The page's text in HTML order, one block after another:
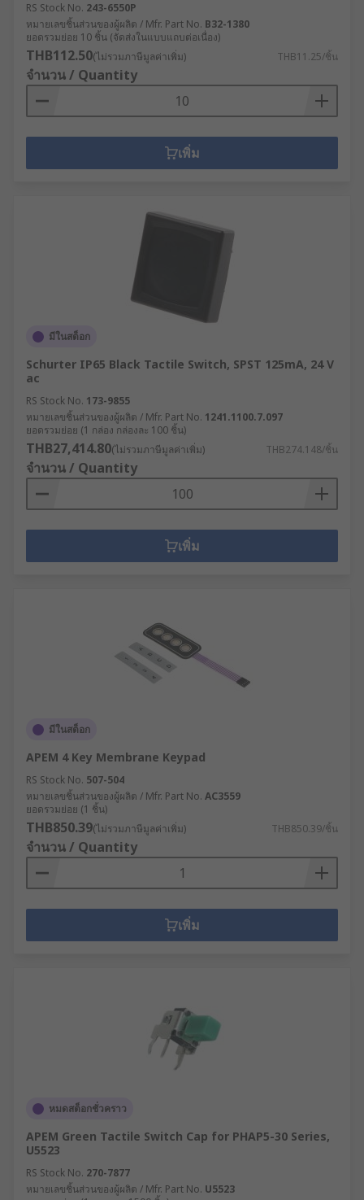
RS Stock No. 243-6550P
หมายเลขชิ้นส่วนของผู้ผลิต / Mfr. Part No. B32-1380
ยอดรวมย่อย 10 ชิ้น (จัดส่งในแบบแถบต่อเนื่อง)
THB112.50(ไม่รวมภาษีมูลค่าเพิ่ม) THB11.25/ชิ้น
จำนวน / Quantity
เพิ่ม
มีในสต็อก
Schurter IP65 Black Tactile Switch, SPST 125mA, 24 V
ac
RS Stock No. 173-9855
หมายเลขชิ้นส่วนของผู้ผลิต / Mfr. Part No. 1241.1100.7.097
ยอดรวมย่อย (1 กล่อง กล่องละ 100 ชิ้น)
THB27,414.80(ไม่รวมภาษีมูลค่าเพิ่ม) THB274.148/ชิ้น
จำนวน / Quantity
เพิ่ม
มีในสต็อก
APEM 4 Key Membrane Keypad
RS Stock No. 507-504
หมายเลขชิ้นส่วนของผู้ผลิต / Mfr. Part No. AC3559
ยอดรวมย่อย (1 ชิ้น)
THB850.39(ไม่รวมภาษีมูลค่าเพิ่ม) THB850.39/ชิ้น
จำนวน / Quantity
เพิ่ม
หมดสต็อกชั่วคราว
APEM Green Tactile Switch Cap for PHAP5-30 Series,
U5523
RS Stock No. 270-7877
หมายเลขชิ้นส่วนของผู้ผลิต / Mfr. Part No. U5523